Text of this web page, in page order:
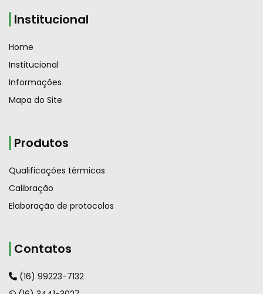
Institucional
Home
Institucional
Informações
Mapa do Site
Produtos
Qualificações térmicas
Calibração
Elaboração de protocolos
Contatos
(16) 99223-7132